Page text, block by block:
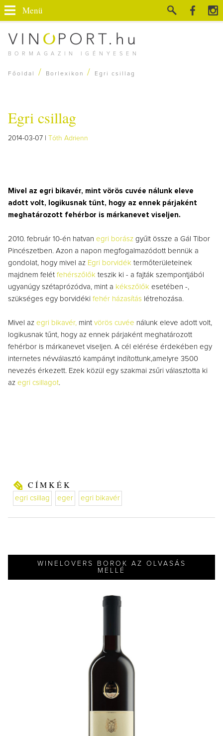
BORMAGAZIN IGÉNYESEN
Menü
Főoldal / Borlexikon / Egri csillag
Egri csillag
2014-03-07 | Tóth Adrienn
Mivel az egri bikavér, mint vörös cuvée nálunk eleve
adott volt, logikusnak tűnt, hogy az ennek párjaként
meghatározott fehérbor is márkanevet viseljen.
2010. február 10-én hatvan egri borász gyűlt össze a Gál Tibor
Pincészetben. Azon a napon megfogalmazódott bennük a
gondolat, hogy mivel az Egri borvidék termőterületeinek
majdnem felét fehérszőlők teszik ki - a fajták szempontjából
ugyanúgy szétaprózódva, mint a kékszőlők esetében -,
szükséges egy borvidéki fehér házasítás létrehozása.
Mivel az egri bikavér, mint vörös cuvée nálunk eleve adott volt,
logikusnak tűnt, hogy az ennek párjaként meghatározott
fehérbor is márkanevet viseljen. A cél elérése érdekében egy
internetes névválasztó kampányt indítottunk,amelyre 3500
nevezés érkezett. Ezek közül egy szakmai zsűri választotta ki
az egri csillagot.
CÍMKÉK
egri csillag eger egri bikavér
WINELOVERS BOROK AZ OLVASÁS
MELLÉ